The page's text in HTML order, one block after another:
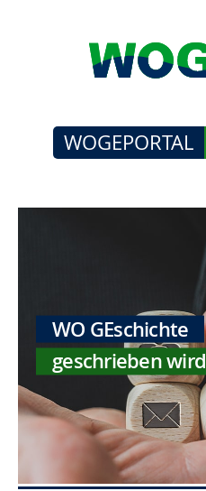
WOGEPORTAL
WO GEschichte
geschrieben wird